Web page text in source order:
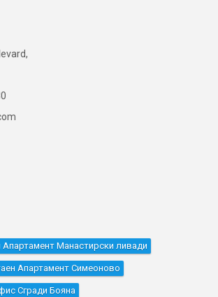
Манастирски ливади
Апартамент Симеоново
Сгради Бояна